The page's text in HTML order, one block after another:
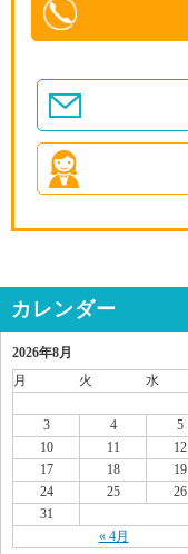
カレンダー
2026年8月
月
火 水
« 4月
3
4 5
10
11 12
17
18 19
24
25 26
31